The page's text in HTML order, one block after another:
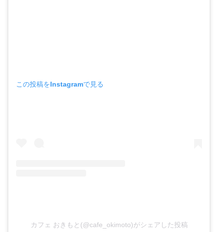
この投稿をInstagramで見る
カフェ おきもと(@cafe_okimoto)がシェアした投稿